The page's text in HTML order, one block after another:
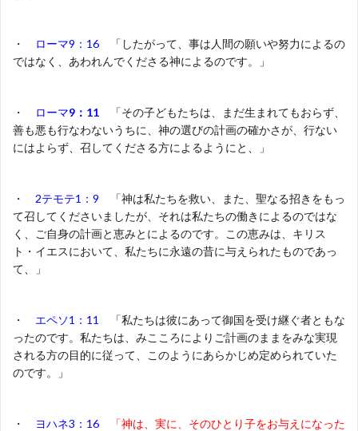
・ ローマ9：16 「したがって、事は人間の願いや努力によるの
ではなく、あわれんでくださる神によるのです。」
・ ローマ9：11
「その子どもたちは、まだ生まれてもおらず、
善も悪も行なわないうちに、神の選びの計画の確かさが、行ない
にはよらず、召してくださる方によるようにと、」
・ 2テモテ1：9 「神は私たちを救い、また、聖なる招きをもっ
て召してくださいましたが、それは私たちの働きによるのではな
く、ご自身の計画と恵みとによるのです。この恵みは、キリス
ト・イエスにおいて、私たちに永遠の昔に与えられたものであっ
て、」
・ エペソ1：11
「私たちは彼にあって御国を受け継ぐ者ともな
ったのです。私たちは、みこころによりご計画のままをみな実現
される方の目的に従って、このようにあらかじめ定められていた
のです。」
・ ヨハネ3：16
「神は、実に、そのひとり子をお与えになった